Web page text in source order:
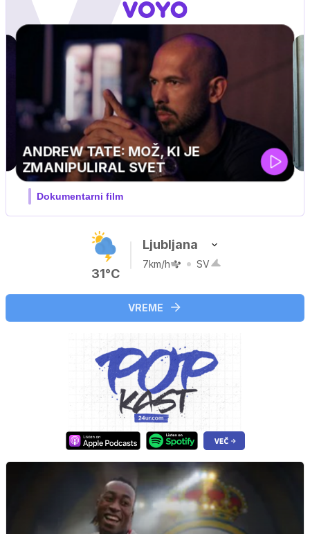
31°C
Ljubljana
7km/h SV
VREME